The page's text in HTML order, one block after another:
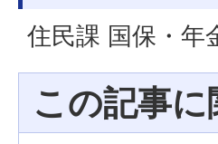
住民課 国保・年
この記事